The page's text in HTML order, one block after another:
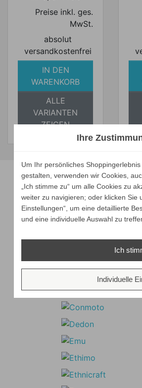
Preise inkl. ges.
MwSt.
absolut
versandkostenfrei
IN DEN
WARENKORB
ALLE
VARIANTEN
ZEIGEN
Unsere
Ihre
Um Ihr persönliches
gestalten, verwenden wir Cookies,
„Ich stimme zu“ um alle Cookies zu
weiter zu navigieren; oder klicken Sie
Einstellungen“, um eine detaillierte
und eine individuelle Auswahl zu
Ich
Individuelle